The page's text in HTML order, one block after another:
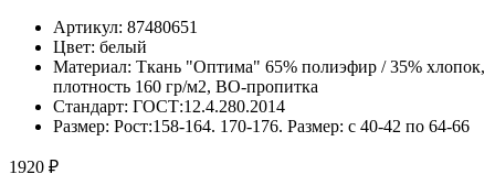
Артикул: 87480651
Цвет: белый
Материал: Ткань "Оптима" 65% полиэфир / 35% хлопок,
плотность 160 гр/м2, ВО-пропитка
Стандарт: ГОСТ:12.4.280.2014
Размер: Рост:158-164. 170-176. Размер: с 40-42 по 64-66
1920 ₽